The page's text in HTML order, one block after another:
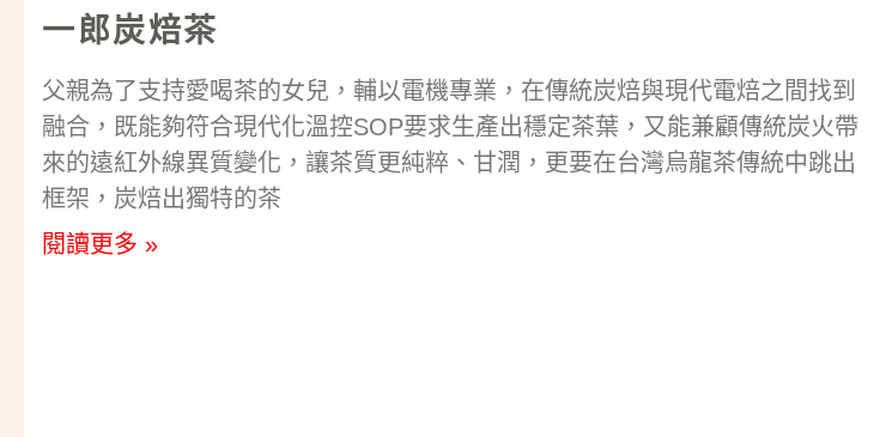
一郎炭焙茶
父親為了支持愛喝茶的女兒，輔以電機專業，在傳統炭焙與現代電焙之間找到
融合，既能夠符合現代化溫控SOP要求生產出穩定茶葉，又能兼顧傳統炭火帶
來的遠紅外線異質變化，讓茶質更純粹、甘潤，更要在台灣烏龍茶傳統中跳出
框架，炭焙出獨特的茶
閱讀更多 »